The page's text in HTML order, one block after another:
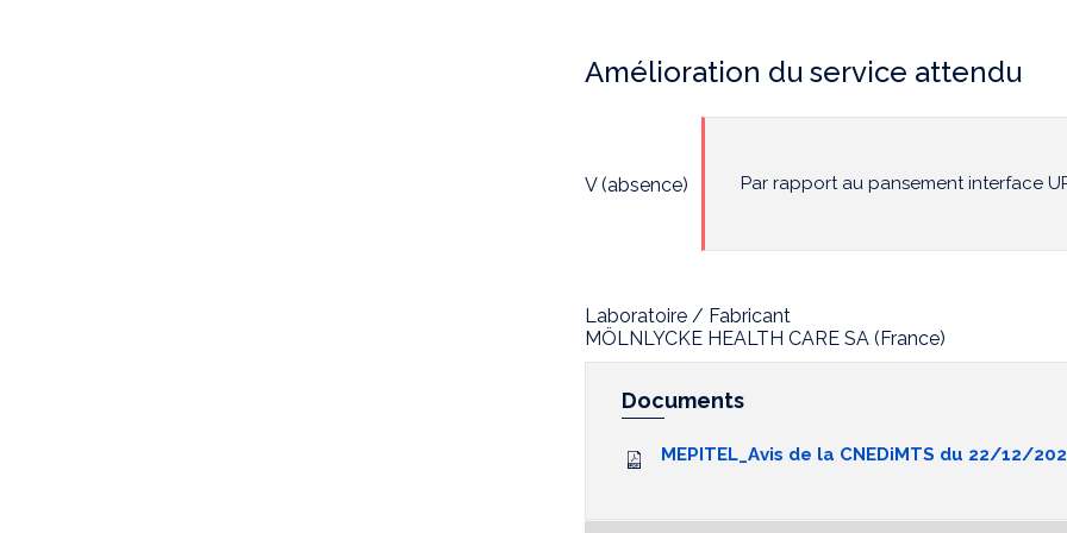
Amélioration du service attendu
V (absence) Par rapport au pansement interface
Laboratoire / Fabricant
MÖLNLYCKE HEALTH CARE SA (France)
Documents
MEPITEL_Avis de la CNEDiMTS du 22/12/